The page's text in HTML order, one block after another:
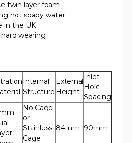
twin layer foam
hot soapy water
in the UK
wearing
Internal
Structure
External
Height
Inlet
Hole
Spacing
No Cage
or
Stainless
Cage
84mm 90mm